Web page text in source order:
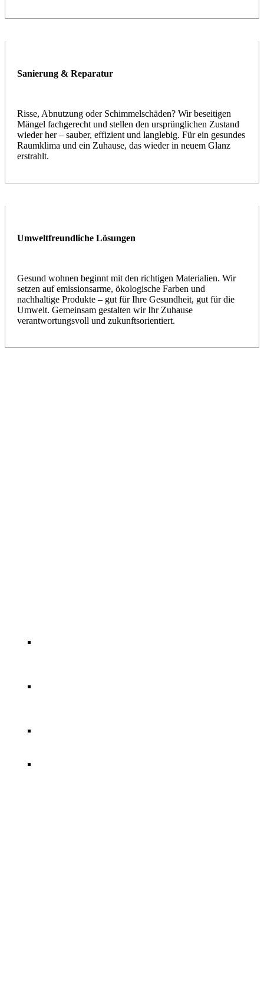
Sanierung & Reparatur
Risse, Abnutzung oder Schimmelschäden? Wir beseitigen
Mängel fachgerecht und stellen den ursprünglichen Zustand
wieder her – sauber, effizient und langlebig. Für ein gesundes
Raumklima und ein Zuhause, das wieder in neuem Glanz
erstrahlt.
Umweltfreundliche Lösungen
Gesund wohnen beginnt mit den richtigen Materialien. Wir
setzen auf emissionsarme, ökologische Farben und
nachhaltige Produkte – gut für Ihre Gesundheit, gut für die
Umwelt. Gemeinsam gestalten wir Ihr Zuhause
verantwortungsvoll und zukunftsorientiert.